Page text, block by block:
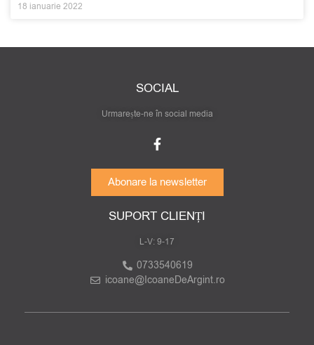
18 ianuarie 2022
SOCIAL
Urmarește-ne în social media
Abonare la newsletter
SUPORT CLIENȚI
L-V: 9-17
0733540619
icoane@IcoaneDeArgint.ro